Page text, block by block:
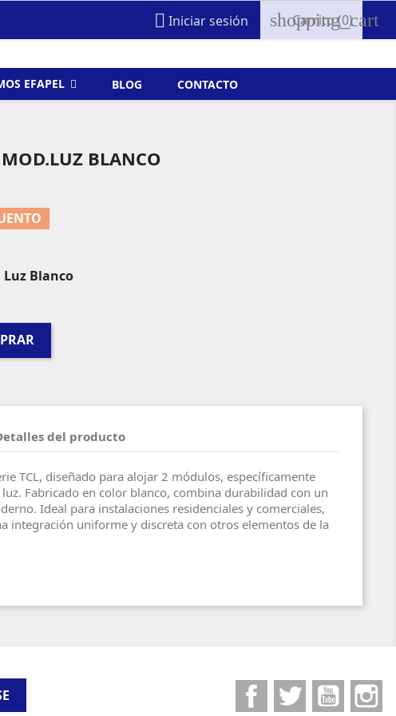
 Iniciar sesión shopping_cart
Carrito(0)
EFAPEL BLOG CONTACTO
BLANCO
Luz Blanco
del producto
TCL, diseñado para alojar 2 módulos, específicamente
Fabricado en color blanco, combina durabilidad con un
Ideal para instalaciones residenciales y comerciales,
integración uniforme y discreta con otros elementos de la
FacebookTwitter YouTube